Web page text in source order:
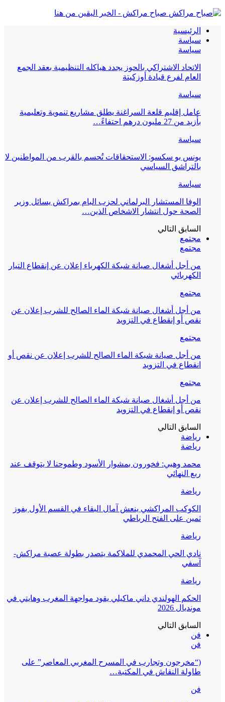
صباح مراكش - الخبر اليقين من هنا
الرئيسية
سياسة
سياسة
الاتحاد الاشتراكي بالحوز يجدد هياكله التنظيمية بعقد الجمع
العام لفرع قيادة أوزكيتة
سياسة
عامل إقليم قلعة السراغنة يطلق مشاريع تنموية وتعليمية
بأزيد من 27 مليون درهم احتفاءً…
سياسة
يونس بو سكسو: الاستحقاقات تُحسم بالقرب من المواطنين لا
بالتراشق السياسي
سياسة
الوفا المستشار البرلماني لحزب البام بمراكش يسائل وزير
الصحة حول انتشار الاشخاص الذين…
السابق التالي
مجتمع
مجتمع
من أجل أشغال صيانة شبكة الكهرباء إعلان عن إنقطاع التيار
الكهربائي
مجتمع
من أجل أشغال صيانة شبكة الماء الصالح للشرب إعلان عن
نقص أو إنقطاع في التزويد
مجتمع
من أجل صيانة شبكة الماء الصالح للشرب إعلان عن نقص أو
انقطاع في التزويد
مجتمع
من أجل أشغال صيانة شبكة الماء الصالح للشرب إعلان عن
نقص أو إنقطاع في التزويد
السابق التالي
رياضة
رياضة
محمد وهبي: فخورون بمشوار الأسود وطموحنا لا يتوقف عند
ربع النهائي
رياضة
الكوكب المراكشي ينعش آمال البقاء في القسم الأول بفوز
ثمين على الفتح الرباطي
رياضة
نادي الحي المحمدي للملاكمة يتصدر بطولة عصبة مراكش-
آسفي
رياضة
الحكم الهولندي داني ماكيلي يقود مواجهة المغرب وهايتي في
مونديال 2026
السابق التالي
فن
فن
(“مخرجون وتجارب في المسرح المغربي المعاصر” على
طاولة النقاش في المكتبة…
فن